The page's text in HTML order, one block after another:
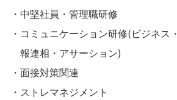
・中堅社員・管理職研修
・コミュニケーション研修(ビジネス・
報連相・アサーション)
・面接対策関連
・ストレマネジメント